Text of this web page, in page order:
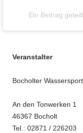
Ein Beitrag
Veranstalter
Bocholter
An den Tonwerken 1
46367 Bocholt
Tel.: 02871 / 226203